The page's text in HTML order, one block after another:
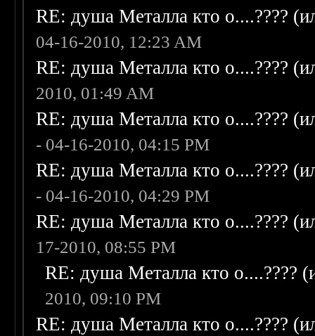
RE: душа Металла кто о....????
04-16-2010, 12:23 AM
RE: душа Металла кто о....????
2010, 01:49 AM
RE: душа Металла кто о....????
- 04-16-2010, 04:15 PM
RE: душа Металла кто о....????
- 04-16-2010, 04:29 PM
RE: душа Металла кто о....????
17-2010, 08:55 PM
RE: душа Металла кто о....????
2010, 09:10 PM
RE: душа Металла кто о....????